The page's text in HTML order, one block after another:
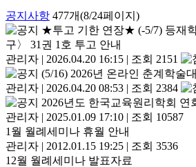
공지사항 477개(8/24페이지)
★투고 기한 연장★ (-5/7) 등재
구〉 31권 1호 투고 안내
관리자 | 2026.04.20 16:15 | 조회 2151
(5/16) 2026년 온라인 춘계학술
관리자 | 2026.04.20 08:53 | 조회 2384
2026년도 한국교육원리학회 연
관리자 | 2025.01.09 17:10 | 조회 10587
1월 월례세미나 휴월 안내
관리자 | 2012.01.15 19:25 | 조회 3536
12월 월례세미나 발표자료